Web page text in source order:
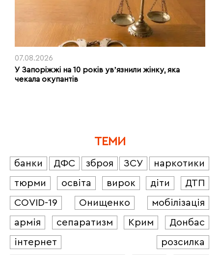
07.08.2026
У Запоріжжі на 10 років увʼязнили жінку, яка
чекала окупантів
ТЕМИ
банки ДФС зброя ЗСУ
наркотики
тюрми
освіта вирок діти
ДТП
COVID-19
Онищенко
мобілізація
армія
сепаратизм Крим
Донбас
інтернет
розсилка